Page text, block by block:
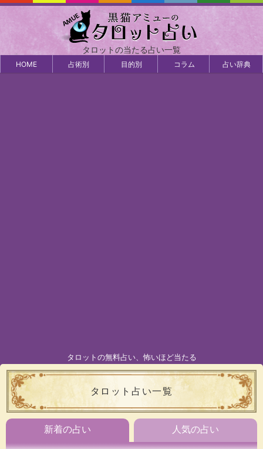
タロットの当たる占い一覧
HOME 占術別 目的別 コラム 占い辞典
タロットの無料占い、怖いほど当たる
タロット占い一覧
新着の占い 人気の占い